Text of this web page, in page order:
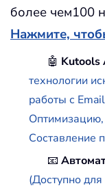
более чем100
Нажмите,
🤖 Kutools
технологии
работы с
Составление
📧
(Доступно